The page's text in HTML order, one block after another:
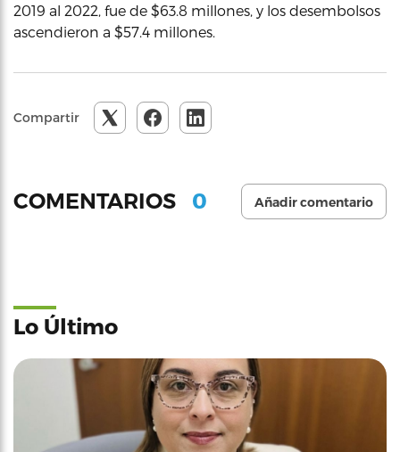
2019 al 2022, fue de $63.8 millones, y los desembolsos
ascendieron a $57.4 millones.
Compartir
COMENTARIOS 0 Añadir comentario
Lo Último